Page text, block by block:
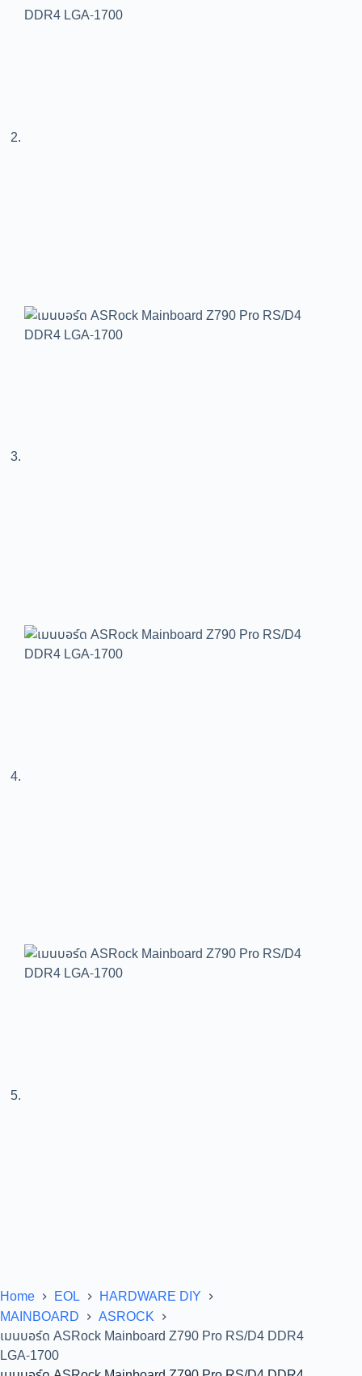
Home EOL
HARDWARE DIY
MAINBOARD
ASROCK
เมนบอร์ด ASRock Mainboard Z790 Pro RS/D4 DDR4
LGA-1700